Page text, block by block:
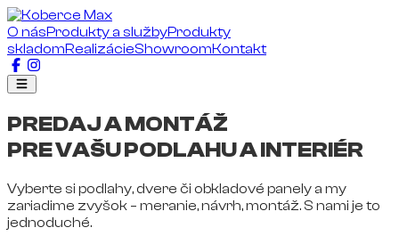
O násProdukty a službyProdukty
skladomRealizácieShowroomKontakt
PREDAJ A MONTÁŽ
PRE VAŠU PODLAHU A INTERIÉR
Vyberte si podlahy, dvere či obkladové panely a my
zariadime zvyšok – meranie, návrh, montáž. S nami je to
jednoduché.